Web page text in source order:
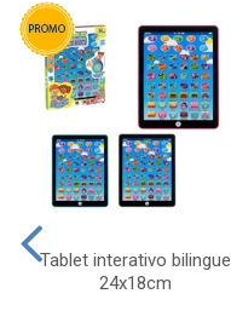
Tablet interativo bilingue
24x18cm